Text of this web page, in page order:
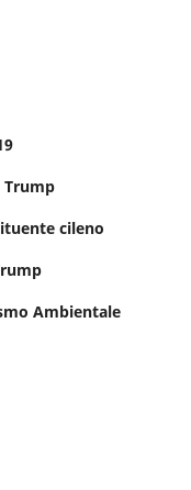
Trump
cileno
Ambientale